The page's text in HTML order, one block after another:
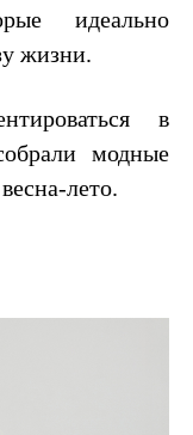
идеально
жизни.
в
модные
лето.